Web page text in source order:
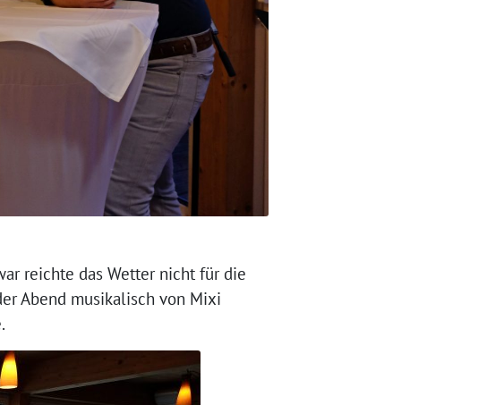
reichte das Wetter nicht für die
Abend musikalisch von Mixi